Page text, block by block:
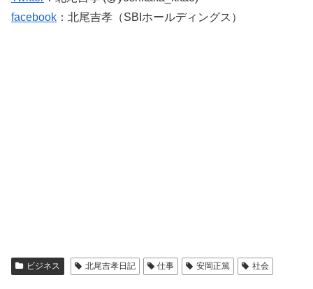
facebook ：北尾吉孝（SBIホールディングス）
ビジネス 北尾吉孝日記 仕事 安岡正篤 社会